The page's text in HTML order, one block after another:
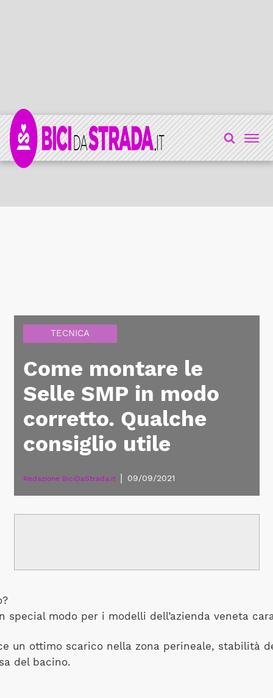
TECNICA
Come montare le
Selle SMP in modo
corretto. Qualche
consiglio utile
Redazione BiciDaStrada.it 09/09/2021
special modo per i modelli dell’azienda veneta
un ottimo scarico nella zona perineale, stabilità
del bacino.